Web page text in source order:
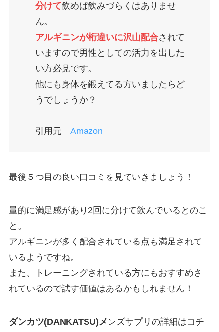
分けて飲めば飲みづらくはありませ
ん。
アルギニンが桁違いに沢山配合されて
いますので男性としての活力を出した
い方必見です。
他にも身体を鍛えてる方いましたらど
うでしょうか？
引用元： Amazon
最後５つ目の良い口コミを見ていきましょう！
量的に満足感があり2回に分けて飲んでいるとのこ
と。
アルギニンが多く配合されている点も満足されて
いるようですね。
また、トレーニングされている方にもおすすめさ
れているので試す価値はあるかもしれません！
ダンカツ(DANKATSU)メ ンズサプリの詳細はコチ